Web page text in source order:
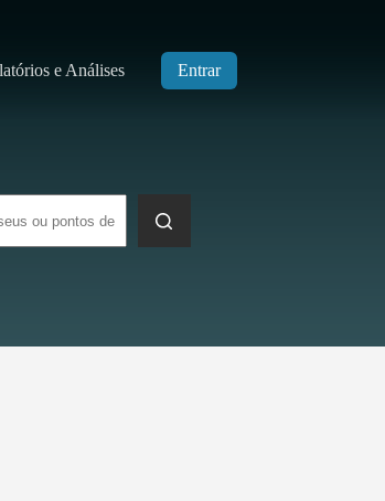
e Análises Entrar